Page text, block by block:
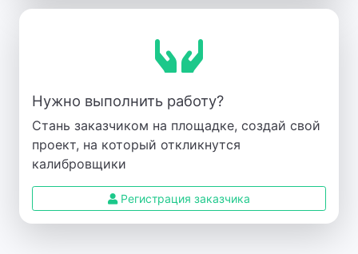
Нужно выполнить работу?
Стань заказчиком на площадке, создай свой
проект, на который откликнутся
калибровщики
Регистрация заказчика